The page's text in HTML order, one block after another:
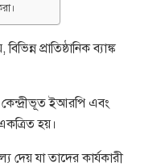
প্রাতিষ্ঠানিক ব্যাঙ্ক
ইআরপি এবং
হয়।
দেয় যা তাদের কার্যকারী